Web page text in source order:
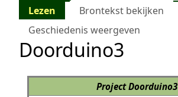
Lezen
Brontekst bekijken
Geschiedenis weergeven
Doorduino3
Project Doorduino3